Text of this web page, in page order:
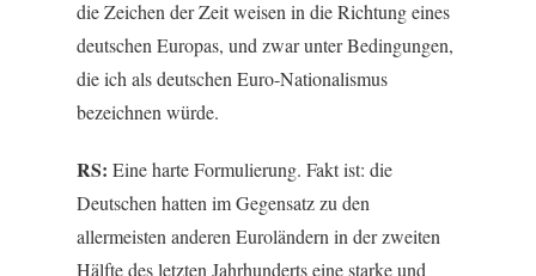
die Zeichen der Zeit weisen in die Richtung eines
deutschen Europas, und zwar unter Bedingungen,
die ich als deutschen Euro-Nationalismus
bezeichnen würde.
RS: Eine harte Formulierung. Fakt ist: die
Deutschen hatten im Gegensatz zu den
allermeisten anderen Euroländern in der zweiten
Hälfte des letzten Jahrhunderts eine starke und